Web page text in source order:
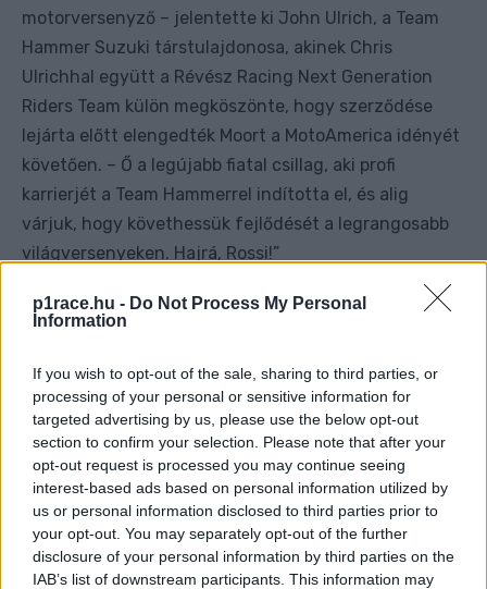
p1race.hu - Do Not Process My Personal
Information
If you wish to opt-out of the sale, sharing to third parties, or
processing of your personal or sensitive information for
targeted advertising by us, please use the below opt-out
section to confirm your selection. Please note that after your
opt-out request is processed you may continue seeing
interest-based ads based on personal information utilized by
us or personal information disclosed to third parties prior to
your opt-out. You may separately opt-out of the further
disclosure of your personal information by third parties on the
IAB’s list of downstream participants. This information may
motorversenyző – jelentette ki John Ulrich, a Team
Hammer Suzuki társtulajdonosa, akinek Chris
Ulrichhal együtt a Révész Racing Next Generation
Riders Team külön megköszönte, hogy szerződése
lejárta előtt elengedték Moort a MotoAmerica idényét
követően. – Ő a legújabb fiatal csillag, aki profi
karrierjét a Team Hammerrel indította el, és alig
várjuk, hogy követhessük fejlődését a legrangosabb
világversenyeken. Hajrá, Rossi!”
Úgy gondolom, hogy ma egy nagyon fontos lépés
nagyon megérdemli – ezek már Favaro szavai. – A
magam részéről igyekeztem megtalálni számára a
legoptimálisabb helyzetet, és mind technikai, mind
személyi szempontból az MMR csapata volt a legjobb
választás. Az MMR-t egy nagyon profi csapatnak
tartom, amely kiváló szakemberekből áll. Szeretném
megköszönni Révész Bálint barátomnak a belém és
Rossiba fektetett bizalmát.”